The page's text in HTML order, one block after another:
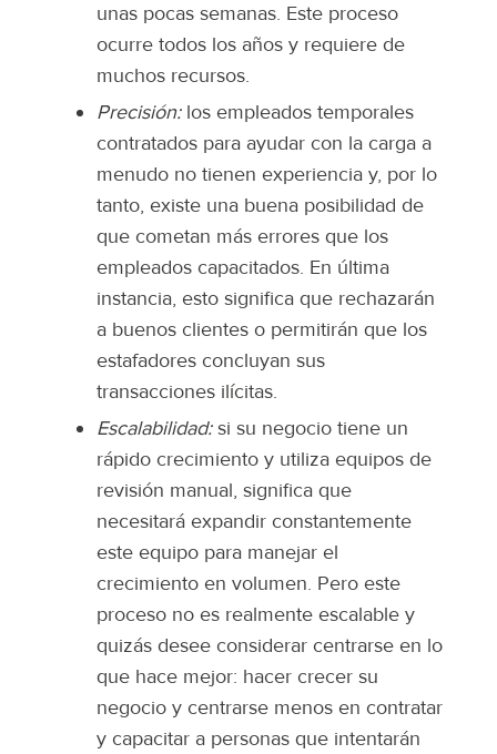
unas pocas semanas. Este proceso
ocurre todos los años y requiere de
muchos recursos.
Precisión:los empleados temporales
contratados para ayudar con la carga a
menudo no tienen experiencia y, por lo
tanto, existe una buena posibilidad de
que cometan más errores que los
empleados capacitados. En última
instancia, esto significa que rechazarán
a buenos clientes o permitirán que los
estafadores concluyan sus
transacciones ilícitas.
Escalabilidad:si su negocio tiene un
rápido crecimiento y utiliza equipos de
revisión manual, significa que
necesitará expandir constantemente
este equipo para manejar el
crecimiento en volumen. Pero este
proceso no es realmente escalable y
quizás desee considerar centrarse en lo
que hace mejor: hacer crecer su
negocio y centrarse menos en contratar
y capacitar a personas que intentarán